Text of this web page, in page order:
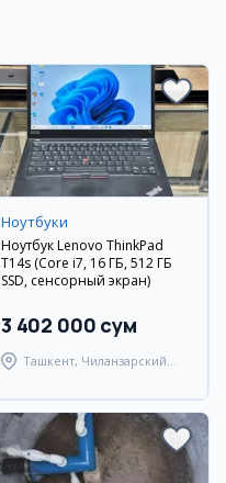
Ноутбуки
Ноутбук Lenovo ThinkPad
T14s (Core i7, 16 ГБ, 512 ГБ
SSD, сенсорный экран)
3 402 000 сум
Ташкент, Чиланзарский